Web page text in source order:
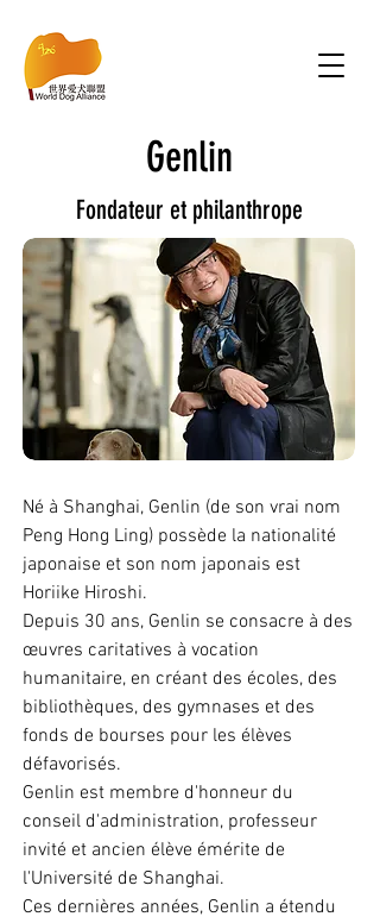
Genlin
Fondateur et philanthrope
Né à Shanghai, Genlin (de son vrai nom
Peng Hong Ling) possède la nationalité
japonaise et son nom japonais est
Horiike Hiroshi.
Depuis 30 ans, Genlin se consacre à des
œuvres caritatives à vocation
humanitaire, en créant des écoles, des
bibliothèques, des gymnases et des
fonds de bourses pour les élèves
défavorisés.
Genlin est membre d'honneur du
conseil d'administration, professeur
invité et ancien élève émérite de
l'Université de Shanghai.
Ces dernières années, Genlin a étendu